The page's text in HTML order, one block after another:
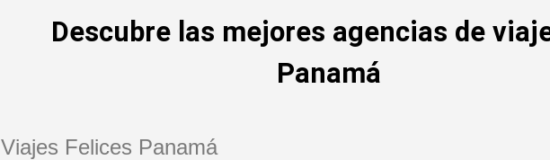
Descubre las mejores agencias de
Panamá
Viajes Felices Panamá